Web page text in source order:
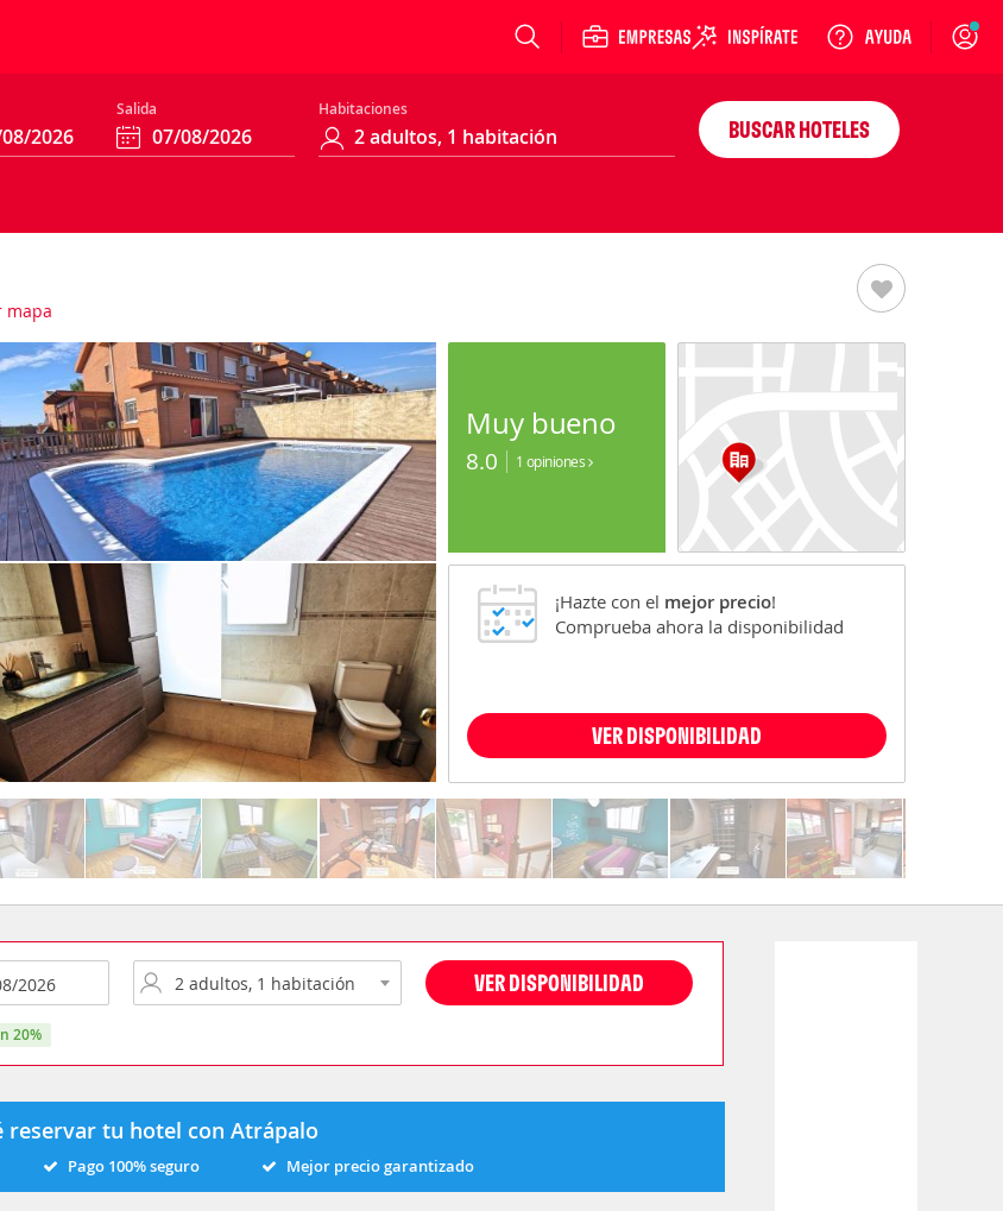
Login
Salida Habitaciones
BUSCAR HOTELES
mapa
Muy bueno
8.0 1 opiniones
¡Hazte con el mejor precio!
Comprueba ahora la disponibilidad
VER DISPONIBILIDAD
VER DISPONIBILIDAD
20%
reservar tu hotel con Atrápalo
Pago 100% seguro Mejor precio garantizado